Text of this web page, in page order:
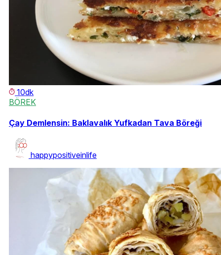
10dk
BÖREK
Çay Demlensin: Baklavalık Yufkadan Tava Böreği
happypositiveinlife